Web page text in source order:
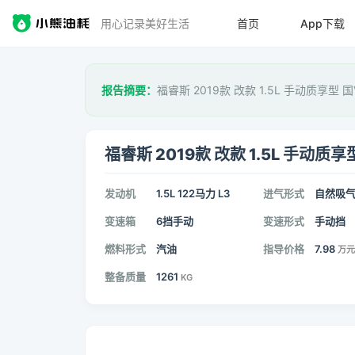
用心记录美好生活 首页 App下载
报告摘要： 福睿斯 2019款 改款 1.5L 手动质享型
福睿斯 2019款 改款 1.5L 手动质享
发动机 1.5L 122马力 L3 进气形式 自然吸气
变速箱 6挡手动 变速形式 手动挡
燃料形式 汽油 指导价格 7.98 万元
整备质量 1261 KG